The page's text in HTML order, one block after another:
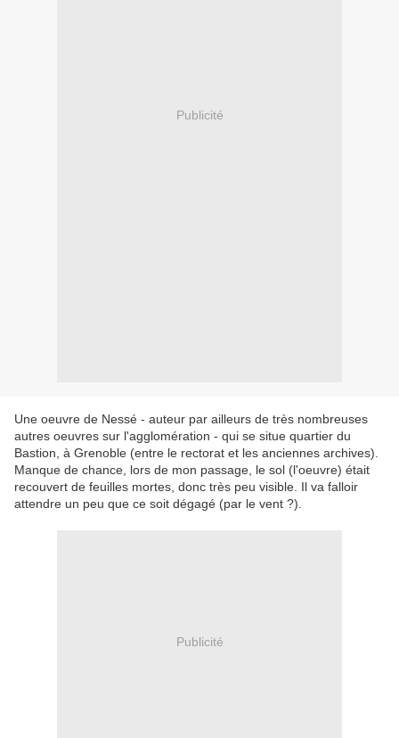
Publicité
Une oeuvre de Nessé - auteur par ailleurs de très nombreuses
autres oeuvres sur l'agglomération - qui se situe quartier du
Bastion, à Grenoble (entre le rectorat et les anciennes archives).
Manque de chance, lors de mon passage, le sol (l'oeuvre) était
recouvert de feuilles mortes, donc très peu visible. Il va falloir
attendre un peu que ce soit dégagé (par le vent ?).
Publicité